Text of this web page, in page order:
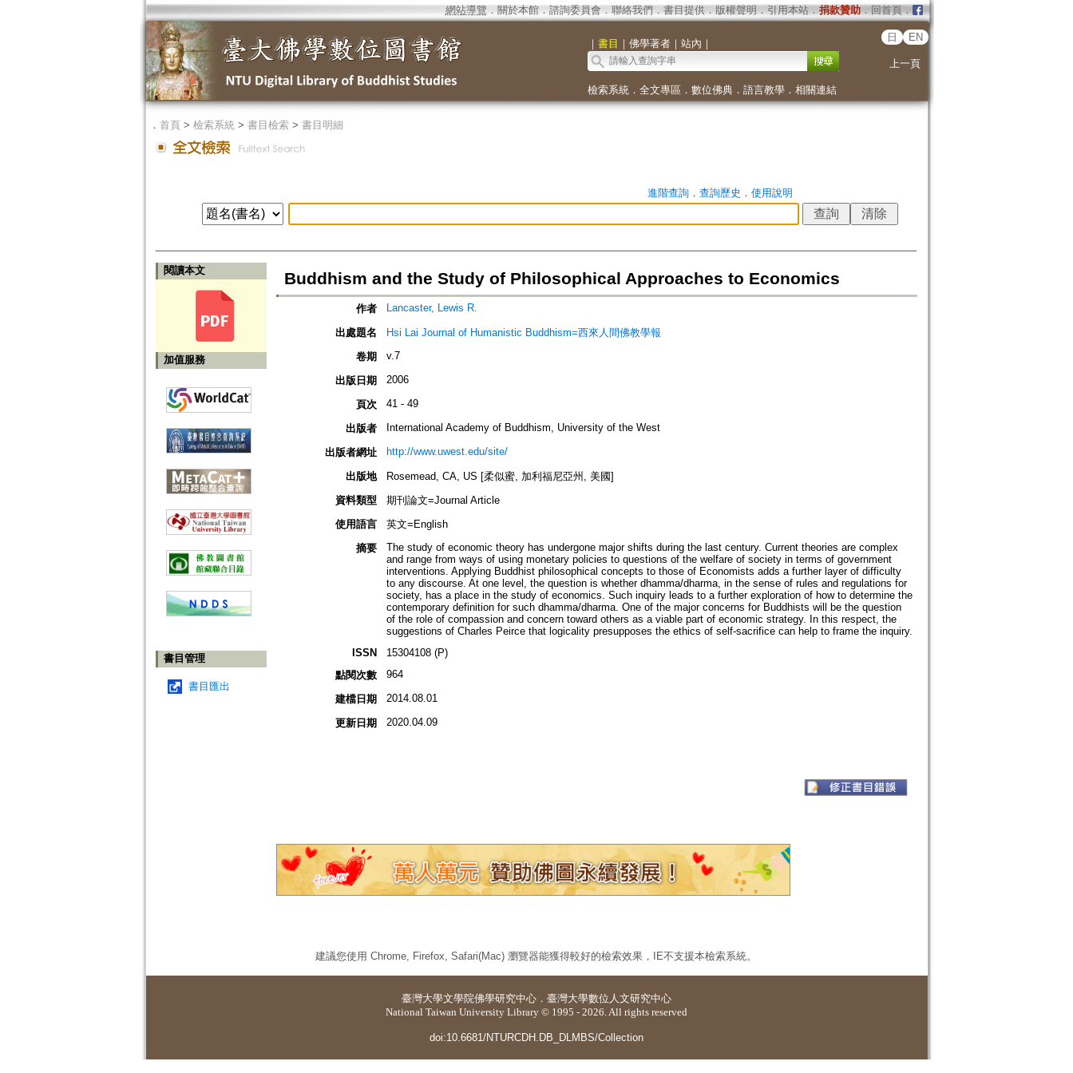
網站導覽 ． 關於本館． 諮詢委員會． 聯絡我們 ． 書目提供． 版權聲明 ． 引用本站． 捐款贊助．回首頁．
｜ 書目 ｜ 佛學著者｜ 站內 ｜
日 EN
上一頁
檢索系統． 全文專區 ． 數位佛典． 語言教學． 相關連結
． 首頁> 檢索系統> 書目檢索> 書目明細
進階查詢． 查詢歷史 ． 使用說明
閱讀本文
加值服務
書目管理
書目匯出
Buddhism and the Study of Philosophical Approaches to Economics
作者 Lancaster, Lewis R.
出處題名
Hsi Lai Journal of Humanistic Buddhism=西來人間佛教學報
卷期
v.7
出版日期 2006
頁次 41 - 49
出版者 International Academy of Buddhism, University of the West
出版者網址 http://www.uwest.edu/site/
出版地
Rosemead, CA, US [柔似蜜, 加利福尼亞州, 美國]
資料類型
期刊論文=Journal Article
使用語言
英文=English
摘要
The study of economic theory has undergone major shifts during the last century. Current theories are complex
and range from ways of using monetary policies to questions of the welfare of society in terms of government
interventions. Applying Buddhist philosophical concepts to those of Economists adds a further layer of difficulty
to any discourse. At one level, the question is whether dhamma/dharma, in the sense of rules and regulations for
society, has a place in the study of economics. Such inquiry leads to a further exploration of how to determine the
contemporary definition for such dhamma/dharma. One of the major concerns for Buddhists will be the question
of the role of compassion and concern toward others as a viable part of economic strategy. In this respect, the
suggestions of Charles Peirce that logicality presupposes the ethics of self-sacrifice can help to frame the inquiry.
ISSN
15304108 (P)
點閱次數
964
建檔日期 2014.08.01
更新日期 2020.04.09
建議您使用 Chrome, Firefox, Safari(Mac) 瀏覽器能獲得較好的檢索效果，IE不支援本檢索系統。
臺灣大學文學院佛學研究中心 ． 臺灣大學數位人文研究中心
National Taiwan University Library © 1995 - 2026. All rights reserved
doi:10.6681/NTURCDH.DB_DLMBS/Collection